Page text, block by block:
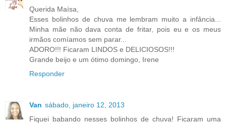
Querida Maísa,
Esses bolinhos de chuva me lembram muito a infância...
Minha mãe não dava conta de fritar, pois eu e os meus
irmãos comíamos sem parar...
ADORO!!! Ficaram LINDOS e DELICIOSOS!!!
Grande beijo e um ótimo domingo, Irene
Responder
Van sábado, janeiro 12, 2013
Fiquei babando nesses bolinhos de chuva! Ficaram uma